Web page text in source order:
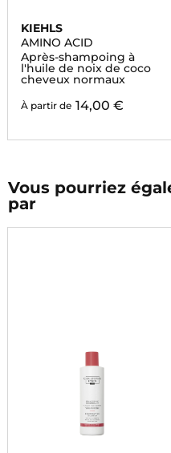
KIEHLS
AMINO ACID
Après-shampoing à
l'huile de noix de coco
cheveux normaux
À partir de 14,00 €
Vous pourriez
par